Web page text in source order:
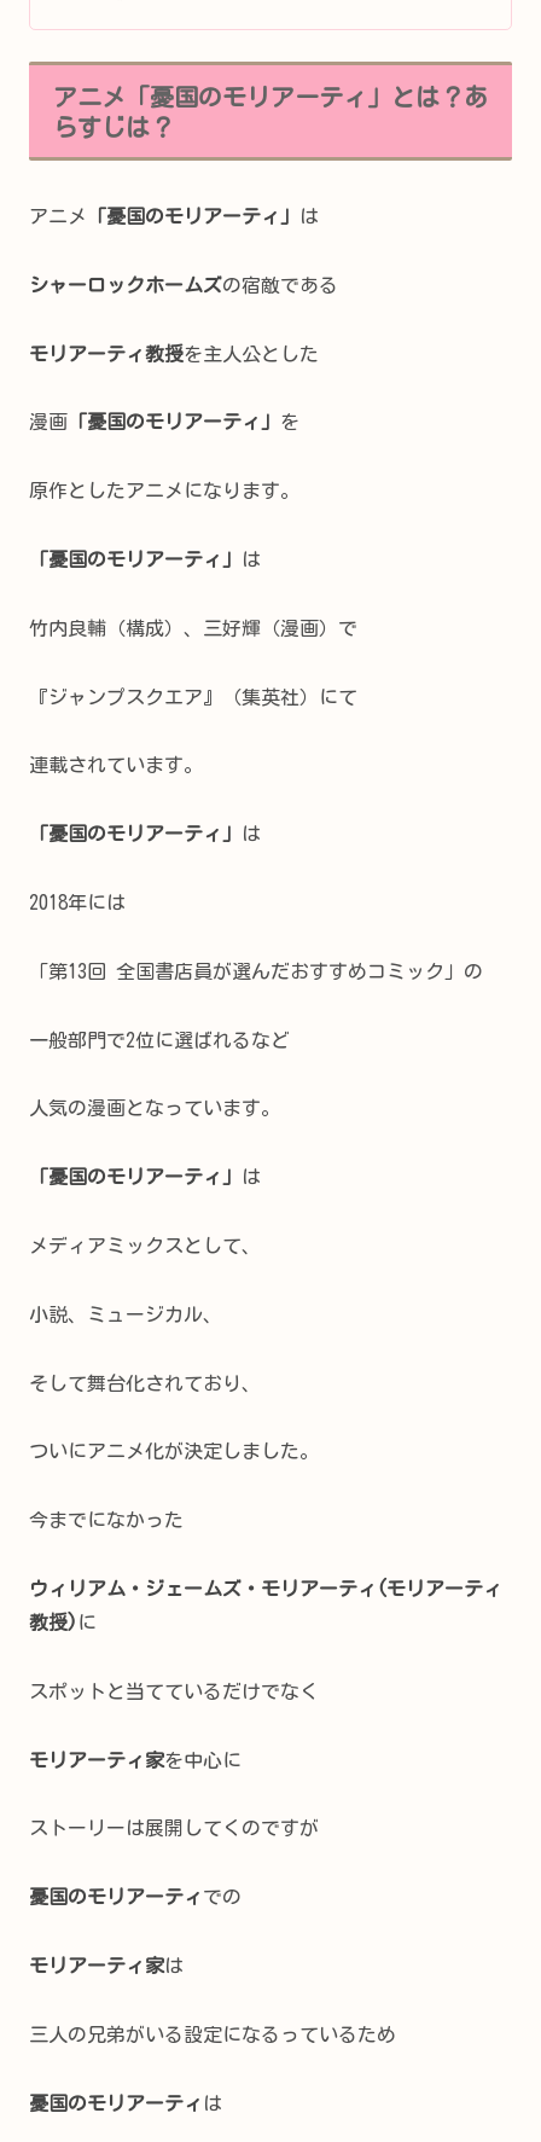
アニメ「憂国のモリアーティ」とは？あ
らすじは？
アニメ 「憂国のモリアーティ」 は
シャーロックホームズの宿敵である
モリアーティ教授を主人公とした
漫画 「憂国のモリアーティ」 を
原作としたアニメになります。
「憂国のモリアーティ」 は
竹内良輔（構成）、三好輝（漫画）で
『ジャンプスクエア』（集英社）にて
連載されています。
「憂国のモリアーティ」 は
2018年には
「第13回 全国書店員が選んだおすすめコミック」の
一般部門で2位に選ばれるなど
人気の漫画となっています。
「憂国のモリアーティ」 は
メディアミックスとして、
小説、ミュージカル、
そして舞台化されており、
ついにアニメ化が決定しました。
今までになかった
ウィリアム・ジェームズ・モリアーティ(モリアーティ
教授) に
スポットと当てているだけでなく
モリアーティ家を中心に
ストーリーは展開してくのですが
憂国のモリアーティ での
モリアーティ家は
三人の兄弟がいる設定になるっているため
憂国のモリアーティ は